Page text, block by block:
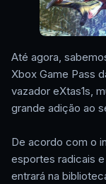
Até agora,
Xbox Game Pass
vazador eXtas1s,
grande adição ao
De acordo com o
esportes radicais
entrará na